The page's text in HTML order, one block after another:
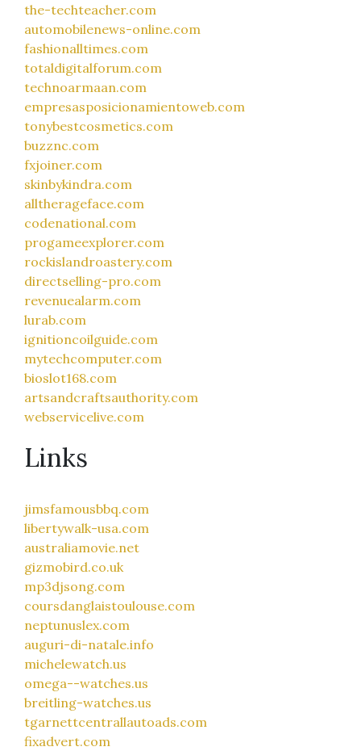
the-techteacher.com
automobilenews-online.com
fashionalltimes.com
totaldigitalforum.com
technoarmaan.com
empresasposicionamientoweb.com
tonybestcosmetics.com
buzznc.com
fxjoiner.com
skinbykindra.com
alltherageface.com
codenational.com
progameexplorer.com
rockislandroastery.com
directselling-pro.com
revenuealarm.com
lurab.com
ignitioncoilguide.com
mytechcomputer.com
bioslot168.com
artsandcraftsauthority.com
webservicelive.com
Links
jimsfamousbbq.com
libertywalk-usa.com
australiamovie.net
gizmobird.co.uk
mp3djsong.com
coursdanglaistoulouse.com
neptunuslex.com
auguri-di-natale.info
michelewatch.us
omega--watches.us
breitling-watches.us
tgarnettcentrallautoads.com
fixadvert.com